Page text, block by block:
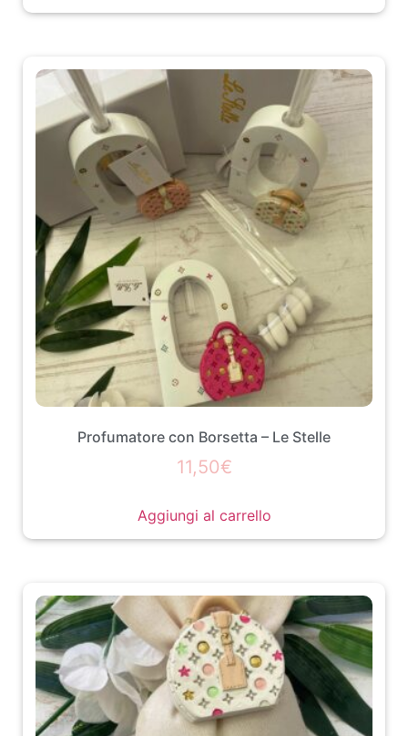
Profumatore con Borsetta – Le Stelle
11,50€
Aggiungi al carrello